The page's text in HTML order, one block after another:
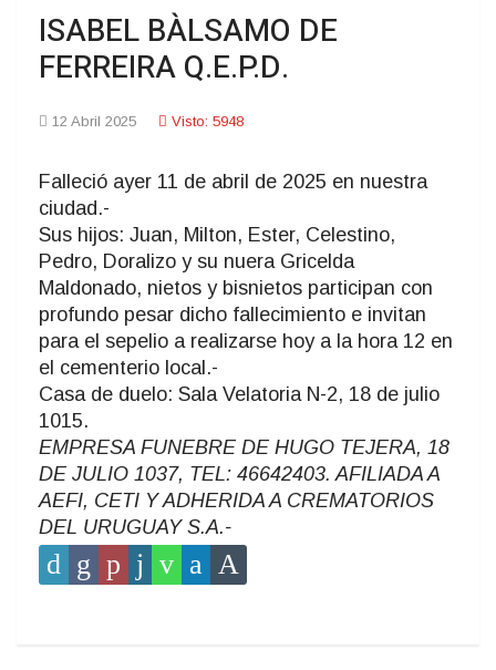
ISABEL BÀLSAMO DE
FERREIRA Q.E.P.D.
12 Abril 2025 Visto: 5948
Falleció ayer 11 de abril de 2025 en nuestra
ciudad.-
Sus hijos: Juan, Milton, Ester, Celestino,
Pedro, Doralizo y su nuera Gricelda
Maldonado, nietos y bisnietos participan con
profundo pesar dicho fallecimiento e invitan
para el sepelio a realizarse hoy a la hora 12 en
el cementerio local.-
Casa de duelo: Sala Velatoria N-2, 18 de julio
1015.
EMPRESA FUNEBRE DE HUGO TEJERA, 18
DE JULIO 1037, TEL: 46642403. AFILIADA A
AEFI, CETI Y ADHERIDA A CREMATORIOS
DEL URUGUAY S.A.-